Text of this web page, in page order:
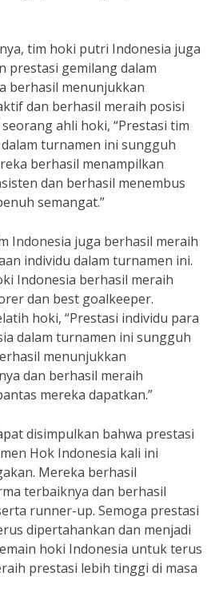
tim hoki putri Indonesia juga
prestasi gemilang dalam
berhasil menunjukkan
dan berhasil meraih posisi
ahli hoki, “Prestasi tim
turnamen ini sungguh
berhasil menampilkan
dan berhasil menembus
semangat.”
Indonesia juga berhasil meraih
individu dalam turnamen ini.
Indonesia berhasil meraih
dan best goalkeeper.
hoki, “Prestasi individu para
dalam turnamen ini sungguh
menunjukkan
dan berhasil meraih
mereka dapatkan.”
disimpulkan bahwa prestasi
Hok Indonesia kali ini
Mereka berhasil
terbaiknya dan berhasil
runner-up. Semoga prestasi
dipertahankan dan menjadi
hoki Indonesia untuk terus
prestasi lebih tinggi di masa